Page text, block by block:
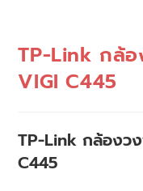
TP-Link กล้
VIGI C445
TP-Link กล้องว
C445